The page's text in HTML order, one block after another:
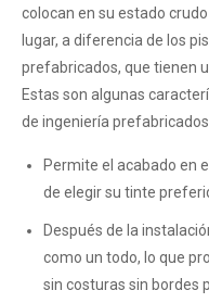
colocan en su estado
lugar, a diferencia de los
prefabricados, que tienen
Estas son algunas
de ingeniería
Permite el acabado en
de elegir su tinte
Después de la
como un todo, lo que
sin costuras sin bordes